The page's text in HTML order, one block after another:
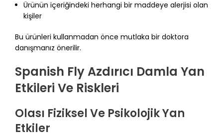
Ürünün içeriğindeki herhangi bir maddeye alerjisi olan
kişiler
Bu ürünleri kullanmadan önce mutlaka bir doktora
danışmanız önerilir.
Spanish Fly Azdırıcı Damla Yan
Etkileri Ve Riskleri
Olası Fiziksel Ve Psikolojik Yan
Etkiler